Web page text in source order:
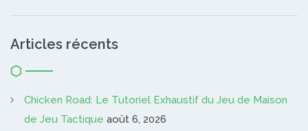
Articles récents
Chicken Road: Le Tutoriel Exhaustif du Jeu de Maison
de Jeu Tactique août 6, 2026